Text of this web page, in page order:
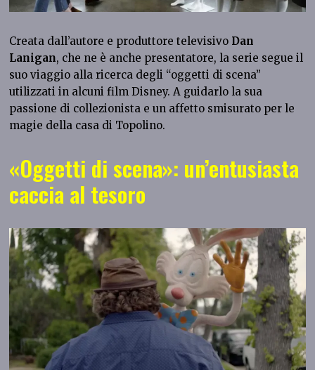
Creata dall’autore e produttore televisivo Dan
Lanigan, che ne è anche presentatore, la serie segue il
suo viaggio alla ricerca degli “oggetti di scena”
utilizzati in alcuni film Disney. A guidarlo la sua
passione di collezionista e un affetto smisurato per le
magie della casa di Topolino.
«Oggetti di scena»: un’entusiasta
caccia al tesoro